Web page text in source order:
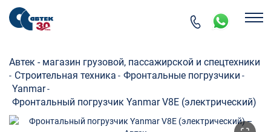
Автек - магазин грузовой, пассажирской и спецтехники
- Строительная техника - Фронтальные погрузчики -
Yanmar-
Фронтальный погрузчик Yanmar V8E (электрический)